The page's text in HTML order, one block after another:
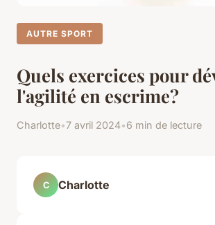
AUTRE SPORT
Quels exercices pour
l'agilité en escrime?
Charlotte•7 avril 2024•6 min de lecture
C Charlotte